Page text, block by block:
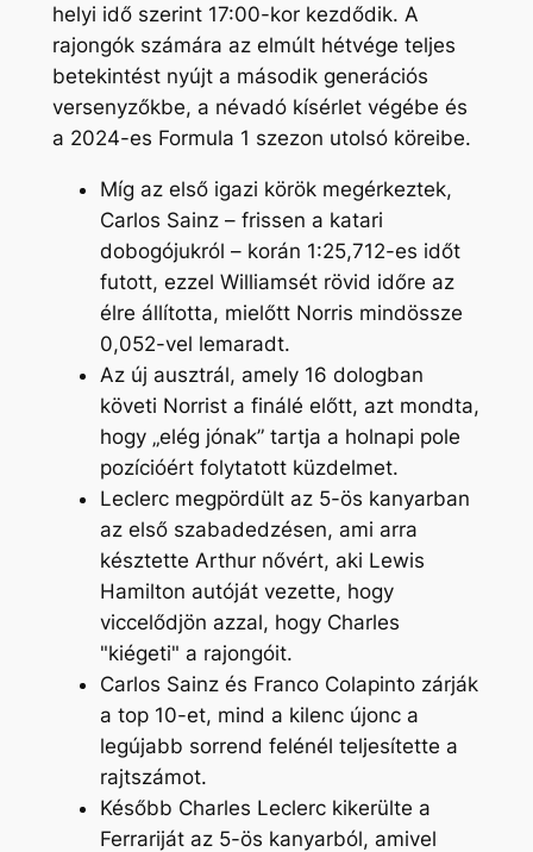
helyi idő szerint 17:00-kor kezdődik. A
rajongók számára az elmúlt hétvége teljes
betekintést nyújt a második generációs
versenyzőkbe, a névadó kísérlet végébe és
a 2024-es Formula 1 szezon utolsó köreibe.
Míg az első igazi körök megérkeztek,
Carlos Sainz – frissen a katari
dobogójukról – korán 1:25,712-es időt
futott, ezzel Williamsét rövid időre az
élre állította, mielőtt Norris mindössze
0,052-vel lemaradt.
Az új ausztrál, amely 16 dologban
követi Norrist a finálé előtt, azt mondta,
hogy „elég jónak” tartja a holnapi pole
pozícióért folytatott küzdelmet.
Leclerc megpördült az 5-ös kanyarban
az első szabadedzésen, ami arra
késztette Arthur nővért, aki Lewis
Hamilton autóját vezette, hogy
viccelődjön azzal, hogy Charles
"kiégeti" a rajongóit.
Carlos Sainz és Franco Colapinto zárják
a top 10-et, mind a kilenc újonc a
legújabb sorrend felénél teljesítette a
rajtszámot.
Később Charles Leclerc kikerülte a
Ferrariját az 5-ös kanyarból, amivel